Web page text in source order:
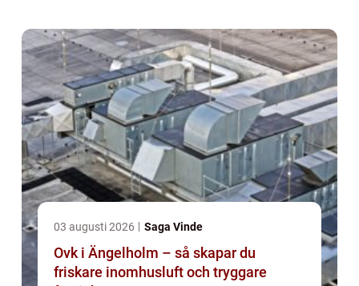
03 augusti 2026 Saga Vinde
Ovk i Ängelholm – så skapar du
friskare inomhusluft och tryggare